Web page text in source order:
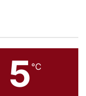
5 ℃